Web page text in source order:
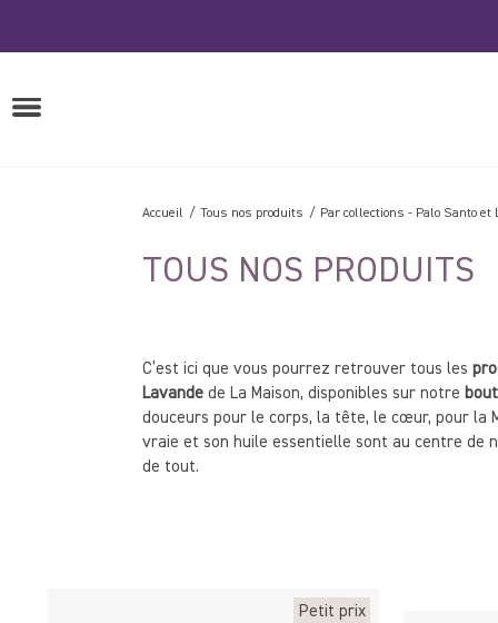
OUVRIRE
LE
Accueil Tous nos produits Par collections - Palo Santo et
TOUS NOS PRODUITS
C’est ici que vous pourrez retrouver tous les
Lavande de La Maison, disponibles sur notre
douceurs pour le corps, la tête, le cœur, pour la
vraie et son huile essentielle sont au centre de
de tout.
Petit prix